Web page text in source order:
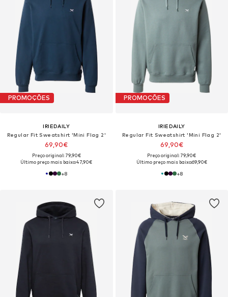
PROMOÇÕES
IRIEDAILY
Regular Fit Sweatshirt 'Mini Flag 2'
69,90€
Preço original: 79,90€
Último preço mais baixo:47,90€
+8
PROMOÇÕES
IRIEDAILY
Regular Fit Sweatshirt 'Mini Flag 2'
69,90€
Preço original: 79,90€
Último preço mais baixo:69,90€
+8